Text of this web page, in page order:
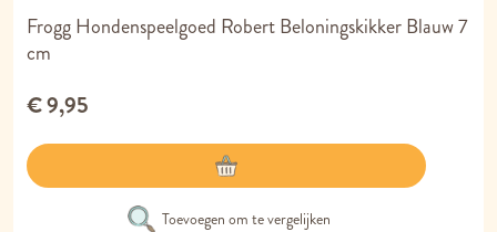
Frogg Hondenspeelgoed Robert Beloningskikker Blauw 7
cm
€ 9,95
Toevoegen om te vergelijken